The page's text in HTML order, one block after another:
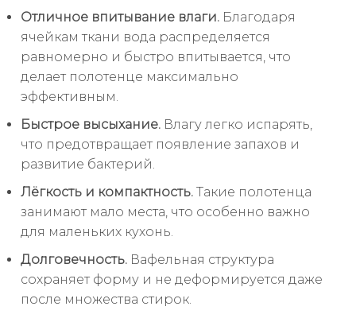
Отличное впитывание влаги. Благодаря
ячейкам ткани вода распределяется
равномерно и быстро впитывается, что
делает полотенце максимально
эффективным.
Быстрое высыхание. Влагу легко испарять,
что предотвращает появление запахов и
развитие бактерий.
Лёгкость и компактность. Такие полотенца
занимают мало места, что особенно важно
для маленьких кухонь.
Долговечность. Вафельная структура
сохраняет форму и не деформируется даже
после множества стирок.